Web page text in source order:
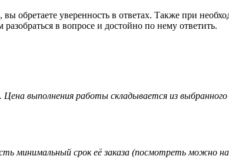
обретаете уверенность в ответах. Также при
в вопросе и достойно по нему ответить.
выполнения работы складывается из
минимальный срок её заказа (посмотреть можно